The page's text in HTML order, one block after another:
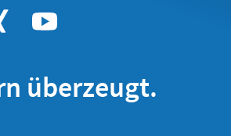
überzeugt.